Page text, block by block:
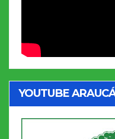
YOUTUBE